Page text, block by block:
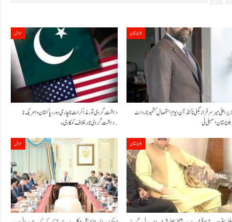
حوال
دہشت گردی تور مذاکرات نا چارمی دور،پاکستان و امریکہ نا
دہشت گردی نا برخلاف کمکاری ءِ…
بلوچستان
میر سرفراز بگٹی نا کنڈ آن،یومِ استحصالِ کشمیر نا رد اٹ
ٹی…
حوال بلوچستان